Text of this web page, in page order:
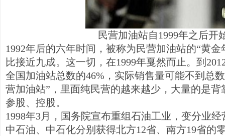
民营加油站自1999年之后开
1992年后的六年时间，被称为民营加油站的“黄
比接近九成。这一切，在1999年戛然而止。到
全国加油站总数的46%，实际销售量可能不到总
营加油站”，里面纯民营的越来越少，大量的是
参股、控股。
1998年3月，国务院宣布重组石油工业，变分业
中石油、中石化分别获得北方12省、南方19省的